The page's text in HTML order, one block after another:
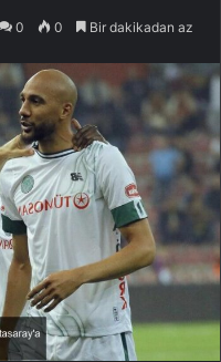
0 0 Bir dakikadan az